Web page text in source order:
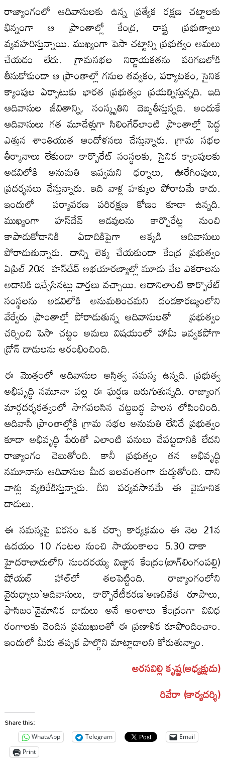
రాజ్యాంగంలో ఆదివాసులకు ఉన్న ప్రత్యేక రక్షణ చట్టాలకు
భిన్నంగా ఆ ప్రాంతాల్లో కేంద్ర, రాష్ట్ర ప్రభుత్వాలు
వ్యవహరిస్తున్నాయి. ముఖ్యంగా పెసా చట్టాన్ని ప్రభుత్వం అమలు
చేయడం లేదు. గ్రామసభల నిర్ణాయకతను పరిగణలోకి
తీసుకోకుండా ఆ ప్రాంతాల్లో గనుల తవ్వకం, పర్యాటకం, సైనిక
క్యాంపుల ఏర్పాటుకు భారత ప్రభుత్వం ప్రయత్నిస్తున్నది. ఇది
ఆదివాసుల జీవితాన్ని, సంస్కృతిని దెబ్బతీస్తున్నది. అందుకే
ఆదివాసులు గత మూడేళ్లుగా సిలింగేర్‌లాంటి ప్రాంతాల్లో పెద్ద
ఎత్తున శాంతియుత ఆందోళనలు చేస్తున్నారు. గ్రామ సభల
తీర్మానాలు లేకుండా కార్పొరేట్‌ సంస్థలకు, సైనిక క్యాంపులకు
అడవిలోకి అనుమతి ఇవ్వమని ధర్నాలు, ఊరేగింపులు,
ప్రదర్శనలు చేస్తున్నారు. ఇది వాళ్ల హక్కుల పోరాటమే కాదు.
ఇందులో పర్యావరణ పరిరక్షణ కోణం కూడా ఉన్నది.
ముఖ్యంగా హస్‌దేవ్‌ అడవులను కార్పొరేట్ల నుంచి
కాపాడుకోడానికి ఏడాదికిపైగా అక్కడి ఆదివాసులు
పోరాడుతున్నారు. దాన్ని లెక్క చేయకుండా కేంద్ర ప్రభుత్వం
ఏప్రిల్‌ 20న హస్‌దేవ్‌ అభయారణ్యాల్లో మూడు వేల ఎకరాలను
అదానికి ఇచ్చేసినట్లు వార్తలు వచ్చాయి. అదానిలాంటి కార్పొరేట్‌
సంస్థలను అడవిలోకి అనుమతించమని దండకారణ్యంలోని
వేర్వేరు ప్రాంతాల్లో పోరాడుతున్న ఆదివాసులతో ప్రభుత్వం
చర్చించి పెసా చట్టం అమలు విషయంలో హామీ ఇవ్వకపోగా
డ్రోన్‌ దాడులను ఆరంభించింది.
ఈ మొత్తంలో ఆదివాసుల అస్తిత్వ సమస్య ఉన్నది. ప్రభుత్వ
అభివృద్ధి నమూనా వల్ల ఈ ఘర్షణ జరుగుతున్నది. రాజ్యాంగ
మార్గదర్శకత్వంలో సాగవలసిన చట్టబద్ధ పాలన లోపించింది.
ఆదివాసీ ప్రాంతాల్లోకి గ్రామ సభల అనుమతి లేనిదే ప్రభుత్వం
కూడా అభివృద్ధి పేరుతో ఎలాంటి పనులు చేపట్టడానికి లేదని
రాజ్యాంగం చెబుతోంది. కానీ ప్రభుత్వం తన అభివృద్ధి
నమూనాను ఆదివాసుల మీద బలవంతంగా రుద్దుతోంది. దాని
వాళ్లు వ్యతిరేకిస్తున్నారు. దీని పర్యవసానమే ఈ వైమానిక
దాడులు.
ఈ సమస్యపై విరసం ఒక చర్చా కార్యక్రమం ఈ నెల 21న
ఉదయం 10 గంటల నుంచి సాయంకాలం 5.30 దాకా
హైదరాబాదులోని సుందరయ్య విజ్ఞాన కేంద్రం(బాగ్‌లింగంపల్లి)
షోయబ్‌ హాల్‌లో తలపెట్టింది. రాజ్యాంగంలోని
వైరుధ్యాలు`ఆదివాసులు, కార్పొరేటీకరణ`అణచివేత రూపాలు,
ఫాసిజం`వైమానిక దాడులు అనే అంశాలు కేంద్రంగా వివిధ
రంగాలకు చెందిన ప్రముఖులతో ఈ ప్రణాళిక రూపొందించాం.
ఇందులో మీరు తప్పక పాల్గొని మాట్లాడాలని కోరుతున్నాం.
అరసవిల్లి కృష్ణ(అధ్యక్షుడు)
రివేరా (కార్యదర్శి)
Share this:
WhatsApp Telegram
Email
Print